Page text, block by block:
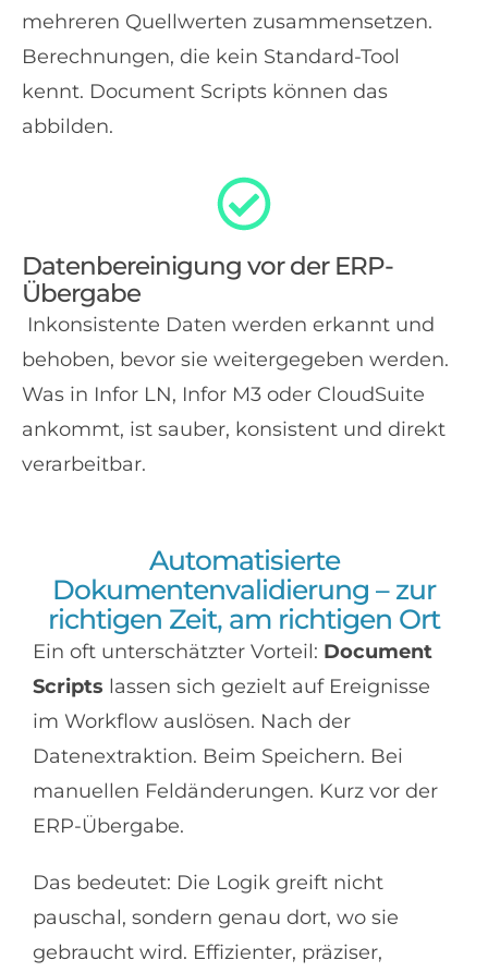
mehreren Quellwerten zusammensetzen.
Berechnungen, die kein Standard-Tool
kennt. Document Scripts können das
abbilden.
Datenbereinigung vor der ERP-
Übergabe
Inkonsistente Daten werden erkannt und
behoben, bevor sie weitergegeben werden.
Was in Infor LN, Infor M3 oder CloudSuite
ankommt, ist sauber, konsistent und direkt
verarbeitbar.
Automatisierte
Dokumentenvalidierung – zur
richtigen Zeit, am richtigen Ort
Ein oft unterschätzter Vorteil: Document
Scripts lassen sich gezielt auf Ereignisse
im Workflow auslösen. Nach der
Datenextraktion. Beim Speichern. Bei
manuellen Feldänderungen. Kurz vor der
ERP-Übergabe.
Das bedeutet: Die Logik greift nicht
pauschal, sondern genau dort, wo sie
gebraucht wird. Effizienter, präziser,